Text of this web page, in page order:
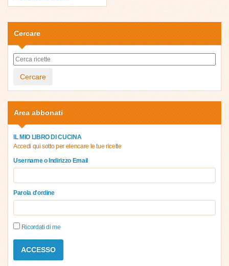
Cercare
Cercare
Area abbonati
IL MIO LIBRO DI CUCINA
Accedi qui sotto per elencare le tue ricette
Username o Indirizzo Email
Parola d'ordine
Ricordati di me